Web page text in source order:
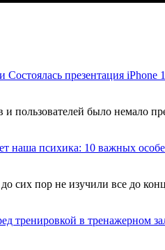
Состоялась презентация
пользователей было немало
наша психика: 10 важных
сих пор не изучили все до
тренировкой в тренажерном